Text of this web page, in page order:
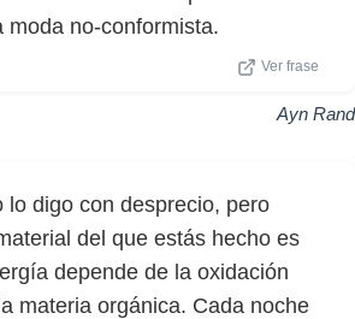
moda no-conformista.
Ver frase
Ayn Rand
lo digo con desprecio, pero
del que estás hecho es
depende de la oxidación
materia orgánica. Cada noche